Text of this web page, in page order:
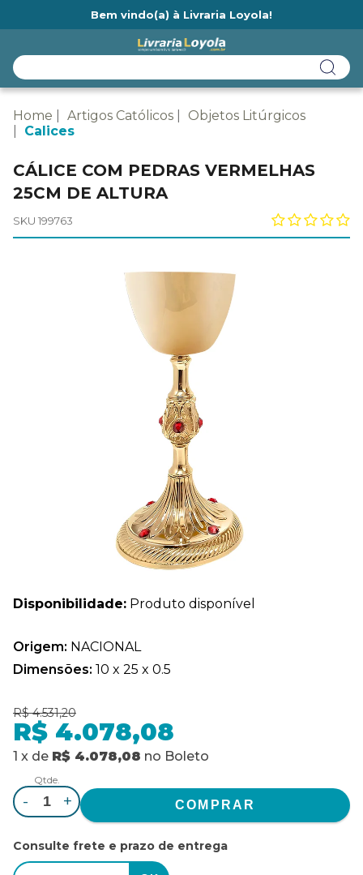
Bem vindo(a) à Livraria Loyola!
Home Artigos Católicos
Objetos Litúrgicos
Calices
CÁLICE COM PEDRAS VERMELHAS
25CM DE ALTURA
SKU 199763
Disponibilidade: Produto disponível
Origem: NACIONAL
Dimensões: 10 x 25 x 0.5
R$ 4.531,20
R$ 4.078,08
1 x de R$ 4.078,08 no Boleto
Qtde.
- +
Consulte frete e prazo de entrega